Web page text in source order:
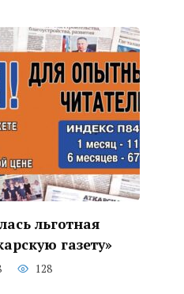
льготная
газету»
128